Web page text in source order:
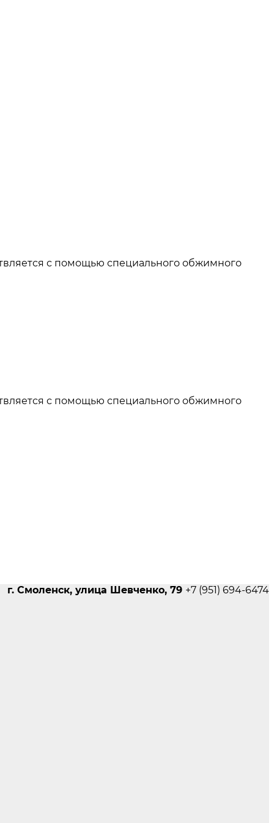
с помощью специального обжимного
с помощью специального обжимного
г. Смоленск, улица Шевченко, 79 +7 (951) 694-6474